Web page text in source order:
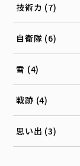
技術カ (7)
自衛隊 (6)
雪 (4)
戦跡 (4)
思い出 (3)